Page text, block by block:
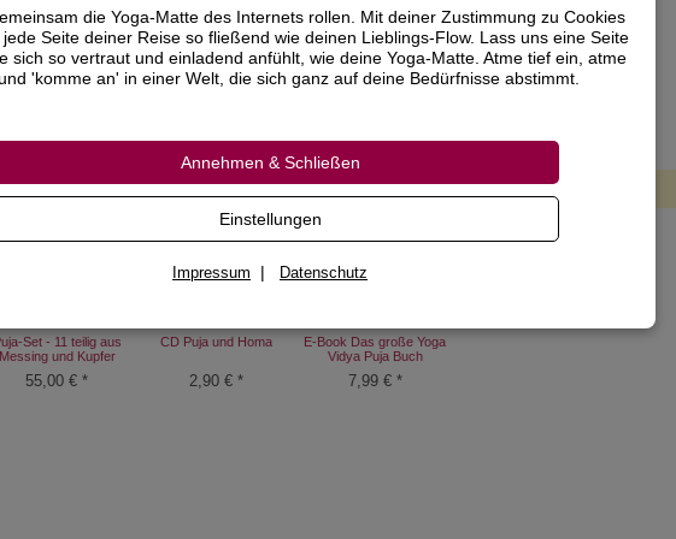
Seiten
10 x 15 cm
als E-Book erhältlich
Empfohlenes Zubehör
Set - 11 teilig aus
Messing und Kupfer
55,00 € *
CD Puja und Homa
2,90 €*
E-Book Das große Yoga
Vidya Puja Buch
7,99 €*
die Yoga-Matte des Internets rollen. Mit deiner Zustimmung zu Cookies
Seite deiner Reise so fließend wie deinen Lieblings-Flow. Lass uns eine Seite
sich so vertraut und einladend anfühlt, wie deine Yoga-Matte. Atme tief ein, atme
'komme an' in einer Welt, die sich ganz auf deine Bedürfnisse abstimmt.
Annehmen & Schließen
Einstellungen
Impressum | Datenschutz